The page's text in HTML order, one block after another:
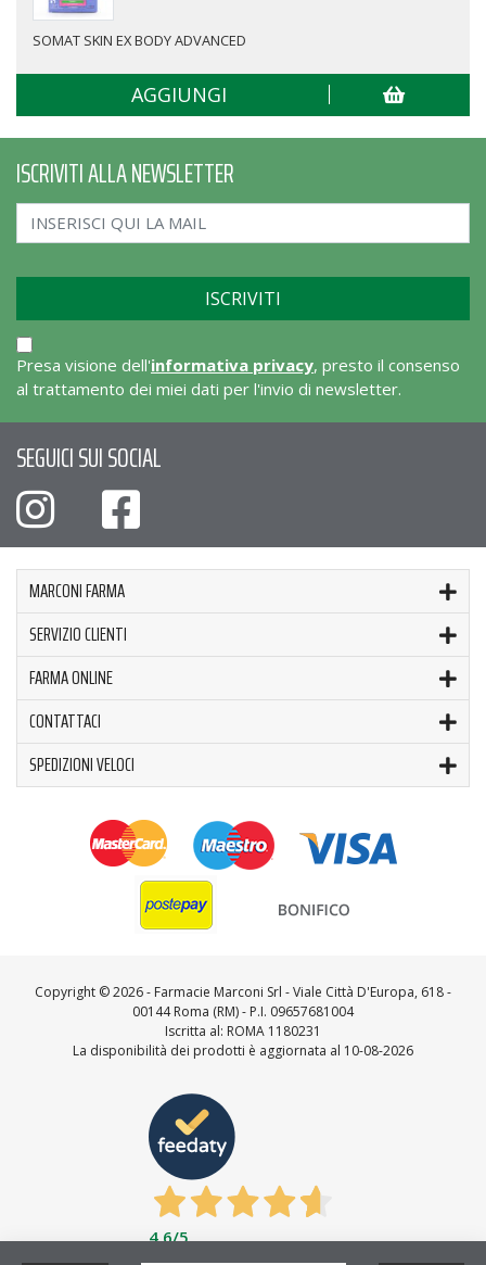
SOMAT SKIN EX BODY ADVANCED
AGGIUNGI
ISCRIVITI ALLA NEWSLETTER
Presa visione dell'informativa privacy, presto il consenso
al trattamento dei miei dati per l'invio di newsletter.
SEGUICI SUI SOCIAL
MARCONI FARMA
SERVIZIO CLIENTI
FARMA ONLINE
CONTATTACI
SPEDIZIONI VELOCI
Copyright ©2026 - Farmacie Marconi Srl - Viale Città D'Europa, 618 -
00144 Roma (RM) - P.I. 09657681004
Iscritta al: ROMA 1180231
La disponibilità dei prodotti è aggiornata al 10-08-2026
4,6/5